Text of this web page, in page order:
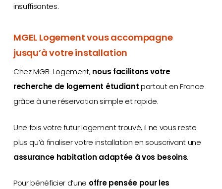
insuffisantes.
MGEL Logement vous accompagne
jusqu’à votre installation
Chez MGEL Logement, nous facilitons votre
recherche de logement étudiantpartout en France
grâce à une réservation simple et rapide.
Une fois votre futur logement trouvé, il ne vous reste
plus qu’à finaliser votre installation en souscrivant une
assurance habitation adaptée à vos besoins.
Pour bénéficier d’une offre pensée pour les